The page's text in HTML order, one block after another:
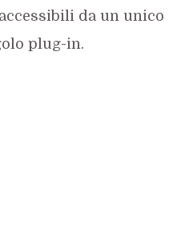
da un unico
plug-in.